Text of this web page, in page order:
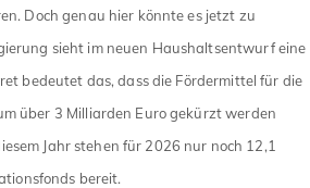
Doch genau hier könnte es jetzt zu
sieht im neuen Haushaltsentwurf eine
bedeutet das, dass die Fördermittel für die
über 3 Milliarden Euro gekürzt werden
Jahr stehen für 2026 nur noch 12,1
bereit.